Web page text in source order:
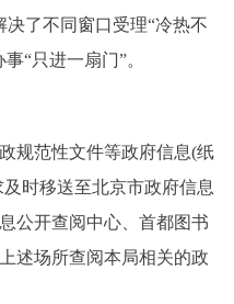
了不同窗口受理“冷热不
“只进一扇门”。
范性文件等政府信息(纸
时移送至北京市政府信息
公开查阅中心、首都图书
述场所查阅本局相关的政